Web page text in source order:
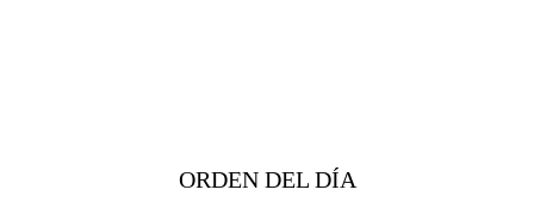
ORDEN DEL DÍA